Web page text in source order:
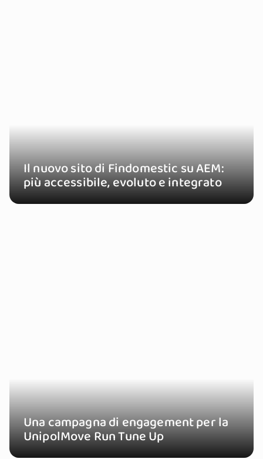
Il nuovo sito di Findomestic su AEM:
più accessibile, evoluto e integrato
Una campagna di engagement per la
UnipolMove Run Tune Up